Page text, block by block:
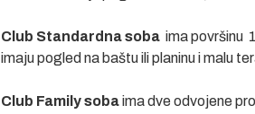
Club Standardna soba ima površinu
imaju pogled na baštu ili planinu i malu
Club Family sobaima dve odvojene